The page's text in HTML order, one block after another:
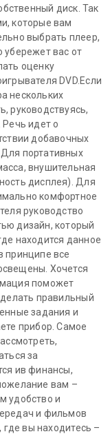
диск. Так
которые вам
выбрать плеер,
вас от
оценку
DVD.Если
нескольких
руководствуясь,
идет о
добавочных
портативных
внушительная
дисплея). Для
комфортное
руководство
дизайн, который
находится данное
принципе все
Хочется
поможет
правильный
задания и
прибор. Самое
за
ив финансы,
вам –
удобство и
и фильмов
вы находитесь –